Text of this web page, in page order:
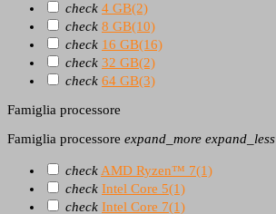
check 4 GB(2)
check 8 GB(10)
check 16 GB(16)
check 32 GB(2)
check 64 GB(3)
Famiglia processore
Famiglia processore expand_more expand_less
check AMD Ryzen™ 7(1)
check Intel Core 5(1)
check Intel Core 7(1)